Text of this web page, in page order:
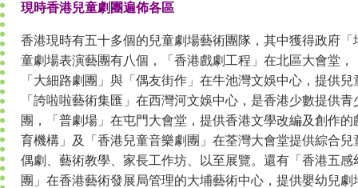
現時香港兒童劇團遍佈各區
香港現時有五十多個的兒童劇場藝術團隊，其中獲得政府
童劇場表演藝團有八個，「香港戲劇工程」在北區大會堂
「大細路劇團」與「偶友街作」在牛池灣文娛中心，提供
「誇啦啦藝術集匯」在西灣河文娛中心，是香港少數提供
團，「普劇場」在屯門大會堂，提供香港文學改編及創作
育機構」及「香港兒童音樂劇團」在荃灣大會堂提供綜合
偶劇、藝術教學、家長工作坊、以至展覽。還有「香港五
團」在香港藝術發展局管理的大埔藝術中心，提供嬰幼兒